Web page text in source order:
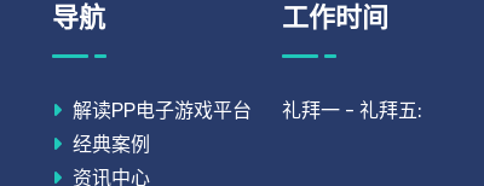
导航
解读PP电子游戏平台
经典案例
资讯中心
工作时间
礼拜一 - 礼拜五: